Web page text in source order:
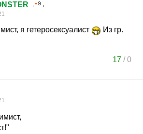
я гетеросексуалист
Из гр.
17 /0